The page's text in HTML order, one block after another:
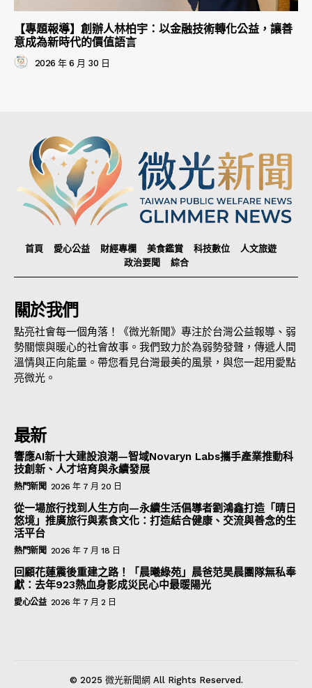
【專題報導】創辦人林柏宇：以金融技術轉化公益，讓善
意成為新時代的價值語言
2026 年 6 月 30 日
首頁 愛心公益 財經專欄 美食鑑賞 科技數位
人文旅遊
政治要聞
綜合
關於我們
點亮社會每一個角落！《微光新聞》專注於台灣公益報導、弱
勢關懷與暖心的社會故事。我們致力於為弱勢發聲，傳遞人間
溫情與正向能量。帶您看見台灣最美的風景，與您一起用愛點
亮微光。
最新
響應AI新十大建設浪潮—智域Novaryn Labs攜手產業推動科
技創新、人才培育與永續發展
熱門新聞 2026 年 7 月 20 日
從一場旅行找到人生方向—永續生活倡導者劉鴻鑫打造「晴日
悠境」推廣旅行與素食文化：打造結合健康、交流與善念的生
活平台
熱門新聞 2026 年 7 月 18 日
回顧花蓮震後重建之路！「晨曦綠苑」晨爸范昊晨團隊無私奉
獻：去年923熱血身影成災民心中最暖陽光
愛心公益 2026 年 7 月 2 日
© 2025 微光新聞網 All Rights Reserved.